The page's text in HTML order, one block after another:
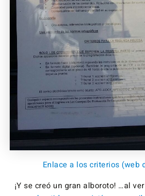
Enlace a los criterios (web
¡Y se creó un gran alboroto! …al